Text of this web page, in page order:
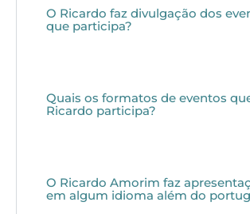
O Ricardo faz divulgação dos
que participa?
Quais os formatos de eventos
Ricardo participa?
O Ricardo Amorim faz
em algum idioma além do